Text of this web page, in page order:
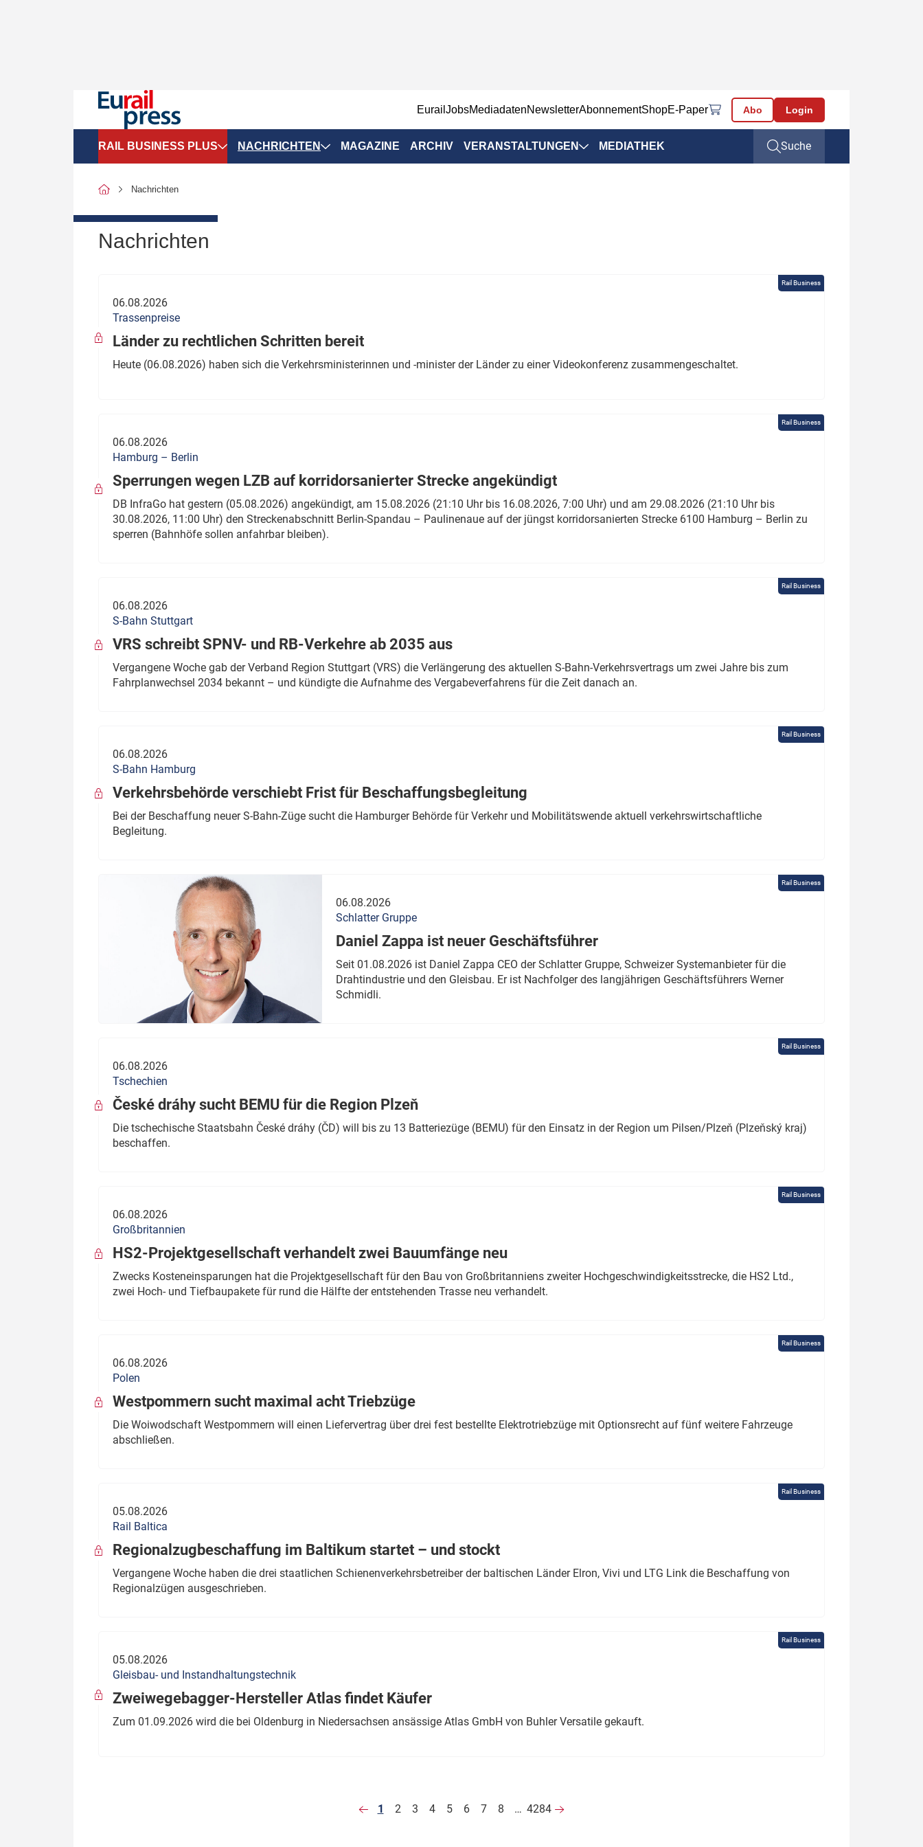
EurailJobsMediadatenNewsletterAbonnementShopE-Paper Abo Login
RAIL BUSINESS PLUS
SPNV-Marktdaten
Politik
wen?
Thema des Monats
Dossier: Generalsanierung
Dossier: ETCS
Dossier:
NACHRICHTEN MAGAZINE ARCHIV VERANSTALTUNGEN MEDIATHEK Suche
Nachrichten
Nachrichten
Rail Business
06.08.2026
Trassenpreise
Länder zu rechtlichen Schritten bereit
Heute (06.08.2026) haben sich die Verkehrsministerinnen und -minister der Länder zu einer Videokonferenz zusammengeschaltet.
Rail Business
06.08.2026
Hamburg – Berlin
Sperrungen wegen LZB auf korridorsanierter Strecke angekündigt
DB InfraGo hat gestern (05.08.2026) angekündigt, am 15.08.2026 (21:10 Uhr bis 16.08.2026, 7:00 Uhr) und am 29.08.2026 (21:10 Uhr bis
30.08.2026, 11:00 Uhr) den Streckenabschnitt Berlin-Spandau – Paulinenaue auf der jüngst korridorsanierten Strecke 6100 Hamburg – Berlin zu
sperren (Bahnhöfe sollen anfahrbar bleiben).
Rail Business
06.08.2026
S-Bahn Stuttgart
VRS schreibt SPNV- und RB-Verkehre ab 2035 aus
Vergangene Woche gab der Verband Region Stuttgart (VRS) die Verlängerung des aktuellen S-Bahn-Verkehrsvertrags um zwei Jahre bis zum
Fahrplanwechsel 2034 bekannt – und kündigte die Aufnahme des Vergabeverfahrens für die Zeit danach an.
Rail Business
06.08.2026
S-Bahn Hamburg
Verkehrsbehörde verschiebt Frist für Beschaffungsbegleitung
Bei der Beschaffung neuer S-Bahn-Züge sucht die Hamburger Behörde für Verkehr und Mobilitätswende aktuell verkehrswirtschaftliche
Begleitung.
Rail Business
06.08.2026
Schlatter Gruppe
Daniel Zappa ist neuer Geschäftsführer
Seit 01.08.2026 ist Daniel Zappa CEO der Schlatter Gruppe, Schweizer Systemanbieter für die
Drahtindustrie und den Gleisbau. Er ist Nachfolger des langjährigen Geschäftsführers Werner
Schmidli.
Rail Business
06.08.2026
Tschechien
České dráhy sucht BEMU für die Region Plzeň
Die tschechische Staatsbahn České dráhy (ČD) will bis zu 13 Batteriezüge (BEMU) für den Einsatz in der Region um Pilsen/Plzeň (Plzeňský kraj)
beschaffen.
Rail Business
06.08.2026
Großbritannien
HS2-Projektgesellschaft verhandelt zwei Bauumfänge neu
Zwecks Kosteneinsparungen hat die Projektgesellschaft für den Bau von Großbritanniens zweiter Hochgeschwindigkeitsstrecke, die HS2 Ltd.,
zwei Hoch- und Tiefbaupakete für rund die Hälfte der entstehenden Trasse neu verhandelt.
Rail Business
06.08.2026
Polen
Westpommern sucht maximal acht Triebzüge
Die Woiwodschaft Westpommern will einen Liefervertrag über drei fest bestellte Elektrotriebzüge mit Optionsrecht auf fünf weitere Fahrzeuge
abschließen.
Rail Business
05.08.2026
Rail Baltica
Regionalzugbeschaffung im Baltikum startet – und stockt
Vergangene Woche haben die drei staatlichen Schienenverkehrsbetreiber der baltischen Länder Elron, Vivi und LTG Link die Beschaffung von
Regionalzügen ausgeschrieben.
Rail Business
05.08.2026
Gleisbau- und Instandhaltungstechnik
Zweiwegebagger-Hersteller Atlas findet Käufer
Zum 01.09.2026 wird die bei Oldenburg in Niedersachsen ansässige Atlas GmbH von Buhler Versatile gekauft.
1 2 3 4 5 6 7 8 … 4284